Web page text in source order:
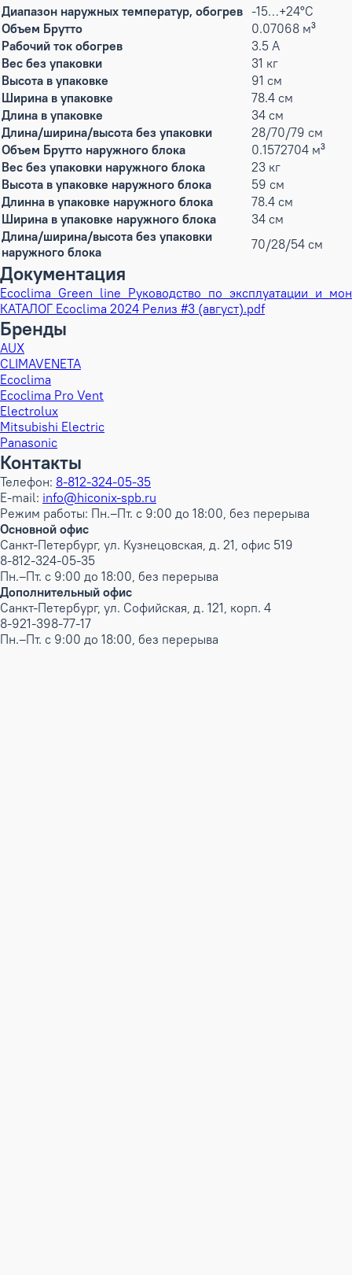
Диапазон наружных температур, обогрев -15…+24°С
Объем Брутто
0.07068 м³
Рабочий ток обогрев
3.5 А
Вес без упаковки
31 кг
Высота в упаковке
91 см
Ширина в упаковке
78.4 см
Длина в упаковке
34 см
Длина/ширина/высота без упаковки
28/70/79 см
Объем Брутто наружного блока
0.1572704 м³
Вес без упаковки наружного блока
23 кг
Высота в упаковке наружного блока
59 см
Длинна в упаковке наружного блока
78.4 см
Ширина в упаковке наружного блока
34 см
Длина/ширина/высота без упаковки
наружного блока
70/28/54 см
Документация
КАТАЛОГ Ecoclima 2024 Релиз #3 (август).pdf
Бренды
AUX
CLIMAVENETA
Ecoclima
Ecoclima Pro Vent
Electrolux
Mitsubishi Electric
Panasonic
Контакты
Телефон: 8-812-324-05-35
E-mail: info@hiconix-spb.ru
Режим работы: Пн.–Пт. с 9:00 до 18:00, без перерыва
Основной офис
Санкт-Петербург, ул. Кузнецовская, д. 21, офис 519
8-812-324-05-35
Пн.–Пт. с 9:00 до 18:00, без перерыва
Дополнительный офис
Санкт-Петербург, ул. Софийская, д. 121, корп. 4
8-921-398-77-17
Пн.–Пт. с 9:00 до 18:00, без перерыва